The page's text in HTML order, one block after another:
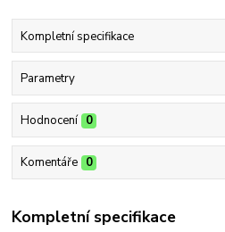
Kompletní specifikace
Parametry
Hodnocení 0
Komentáře 0
Kompletní specifikace